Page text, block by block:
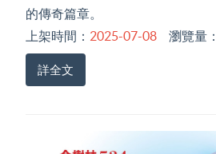
的傳奇篇章。
上架時間： 2025-07-08 瀏覽量：
詳全文